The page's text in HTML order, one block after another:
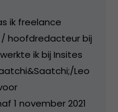
ik freelance
hoofdredacteur bij
ik bij Insites
Leo
1 november 2021